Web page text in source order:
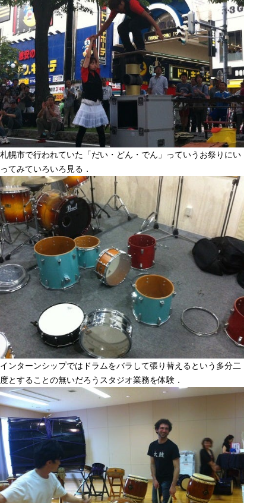
札幌市で行われていた「だい・どん・でん」っていうお祭りにい
ってみていろいろ見る．
インターンシップではドラムをバラして張り替えるという多分二
度とすることの無いだろうスタジオ業務を体験．